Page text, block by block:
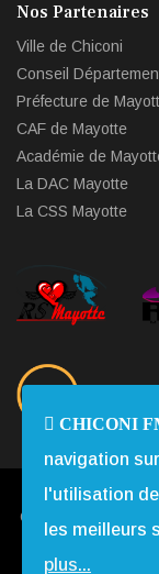
Nos Partenaires
Ville de Chiconi
Conseil
Préfecture de
CAF de Mayotte
Académie de
La DAC Mayotte
La CSS Mayotte
Copyright © 2013 -
CHICONI
navigation
l'utilisation
les meilleurs
plus...